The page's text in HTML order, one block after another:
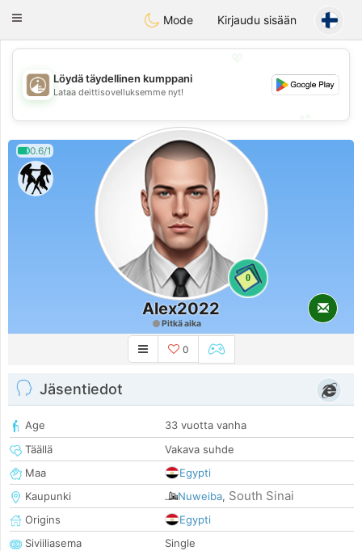
Bahebik
Toggle
Mode Kirjaudu sisään
💖
💕
Löydä täydellinen kumppani
Lataa deittisovelluksemme nyt!
0.6/1
0
Alex2022
Pitkä aika
0
Jäsentiedot
Age
33 vuotta vanha
Täällä
Vakava suhde
Maa
Egypti
Kaupunki
Nuweiba, South Sinai
Origins
Egypti
Siviiliasema
Single